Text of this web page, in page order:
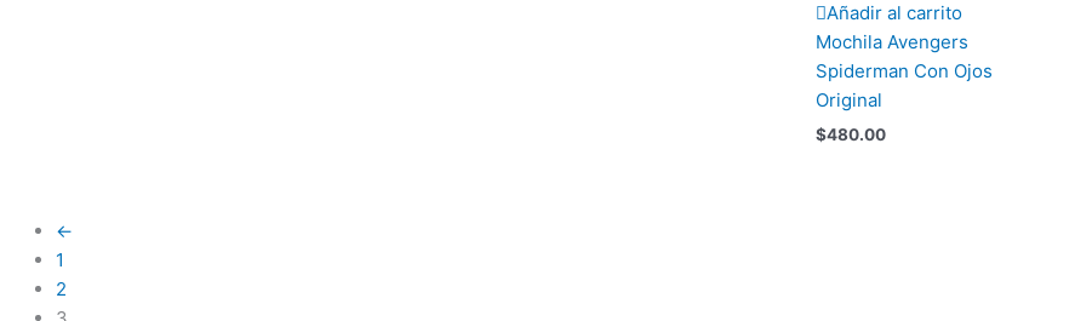
Añadir al carrito
Mochila Avengers
Spiderman Con Ojos
Original
$480.00
←
1
2